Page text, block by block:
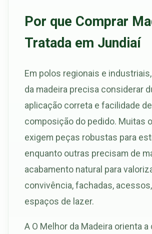
Por que Comprar
Tratada em Jundiaí
Em polos regionais e
da madeira precisa considerar
aplicação correta e facilidade de
composição do pedido. Muitas
exigem peças robustas para
enquanto outras precisam de
acabamento natural para
convivência, fachadas,
espaços de lazer.
A O Melhor da Madeira orienta a